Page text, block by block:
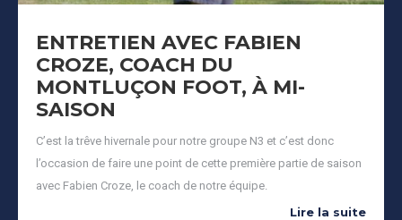
ENTRETIEN AVEC FABIEN
CROZE, COACH DU
MONTLUÇON FOOT, À MI-
SAISON
C’est la trêve hivernale pour notre groupe N3 et c’est donc
l’occasion de faire une point de cette première partie de saison
avec Fabien Croze, le coach de notre équipe.
Lire la suite